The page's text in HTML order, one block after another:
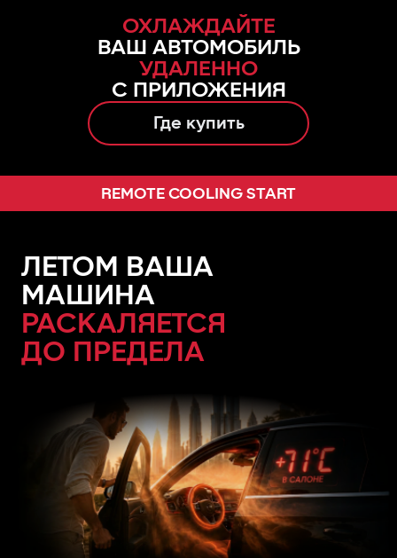
ОХЛАЖДАЙТЕ
ВАШ АВТОМОБИЛЬ
УДАЛЕННО
С ПРИЛОЖЕНИЯ
Где купить
REMOTE COOLING START
ЛЕТОМ ВАША
МАШИНА
РАСКАЛЯЕТСЯ
ДО ПРЕДЕЛА